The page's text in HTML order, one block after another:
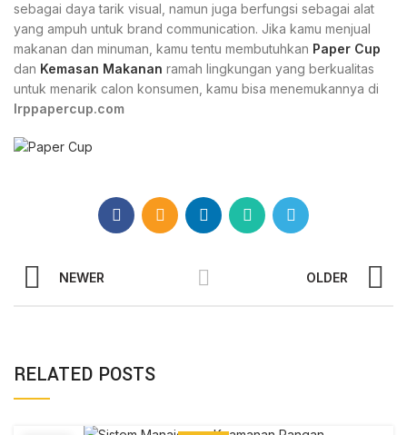
sebagai daya tarik visual, namun juga berfungsi sebagai alat
yang ampuh untuk brand communication. Jika kamu menjual
makanan dan minuman, kamu tentu membutuhkan Paper Cup
dan Kemasan Makanan ramah lingkungan yang berkualitas
untuk menarik calon konsumen, kamu bisa menemukannya di
Irppapercup.com
NEWER OLDER
RELATED POSTS